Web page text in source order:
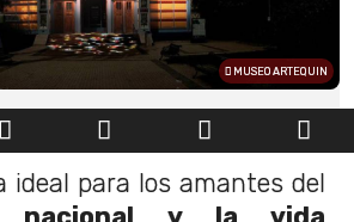
MUSEO ARTEQUIN
ideal para los amantes del